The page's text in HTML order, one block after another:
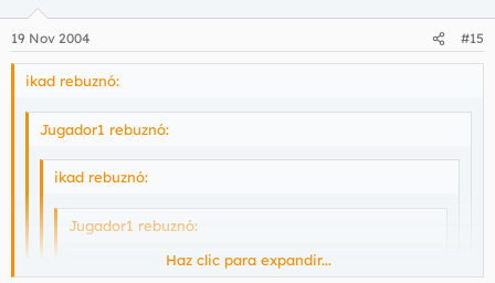
19 Nov 2004 #15
ikad rebuznó:
Jugador1 rebuznó:
ikad rebuznó:
Jugador1 rebuznó:
ikad rebuznó:
Haz clic para expandir...